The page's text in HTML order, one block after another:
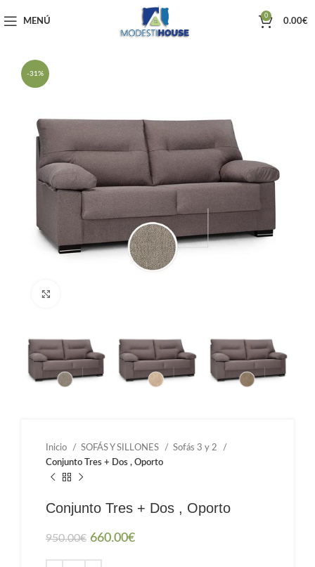
MENÚ
0
0.00€
-31%
Inicio SOFÁS Y SILLONES
Sofás 3 y 2
Conjunto Tres + Dos , Oporto
Conjunto Tres + Dos , Oporto
950.00€ 660.00€